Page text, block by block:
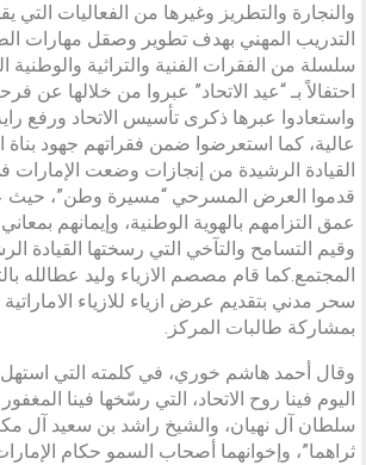
والنجارة والتطريز وغيرها من الفعاليات
التدريب المهني بهدف تطوير وصقل مهارات
سلسلة من الفقرات الفنية والتراثية والوطنية
احتفالاً بـ “عيد الاتحاد” عبروا من خلالها عن
واستعادوا عبرها ذكرى تأسيس الاتحاد ورفع
عالية، كما استعرضوا ضمن فقراتهم جهود بناة
القيادة الرشيدة من إنجازات وضعت الإمارات
قدموا العرض المسرحي “مسيرة وطن”، حيث
عمق التزامهم بالهوية الوطنية، وإيمانهم بمعاني
وقيم التسامح والتآخي التي رسختها القيادة
المجتمع.كما قام مصصم الازياء وليد عطالله
سحر مدني بتقديم عرض ازياء للازياء
بمشاركة طالبات المركز.
وقال أحمد هاشم خوري، في كلمته التي استهل
اليوم فينا روح الاتحاد، التي رسّخها فينا
سلطان آل نهيان، والشيخ راشد بن سعيد آل
ثراهما”، وإخوانهما أصحاب السمو حكام